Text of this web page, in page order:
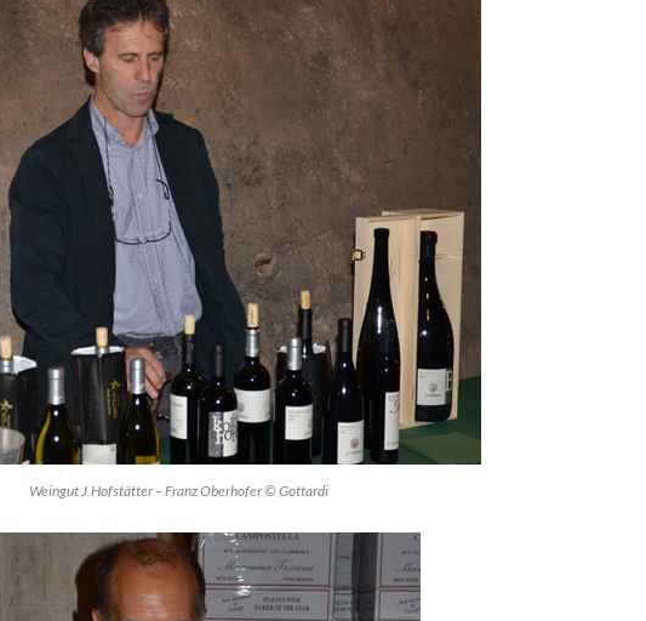
Weingut J.Hofstätter – Franz Oberhofer © Gottardi